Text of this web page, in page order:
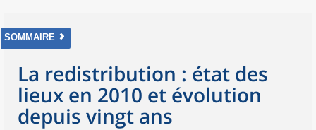
SOMMAIRE
La redistribution : état des
lieux en 2010 et évolution
depuis vingt ans